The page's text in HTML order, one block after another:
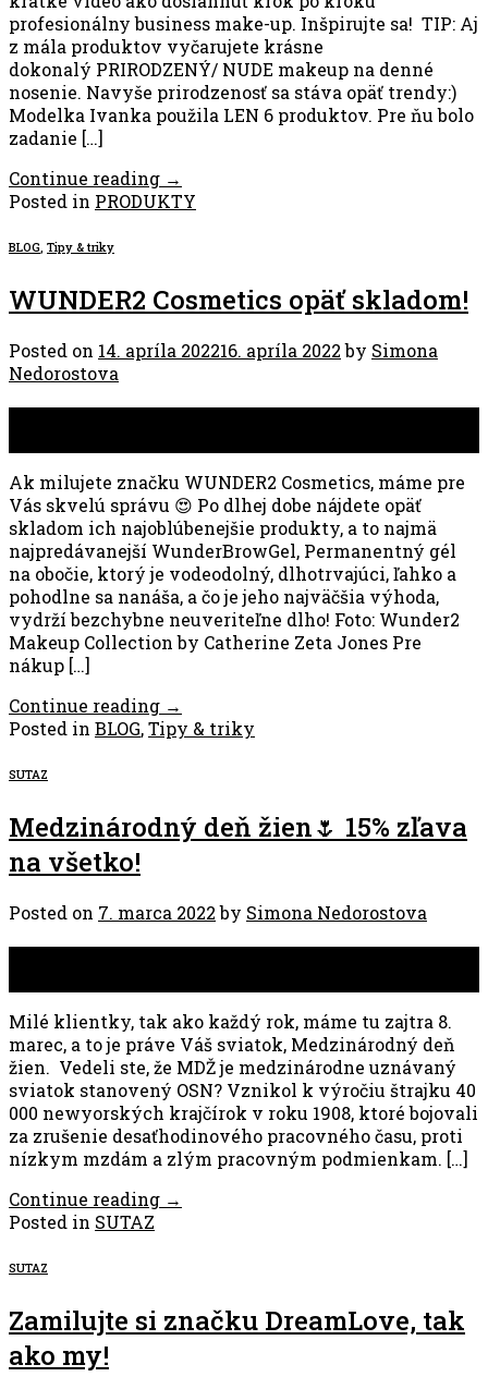
profesionálny business make-up. Inšpirujte sa! TIP: Aj
z mála produktov vyčarujete krásne
dokonalý PRIRODZENÝ/ NUDE makeup na denné
nosenie. Navyše prirodzenosť sa stáva opäť trendy:)
Modelka Ivanka použila LEN 6 produktov. Pre ňu bolo
zadanie […]
Continue reading →
Posted in PRODUKTY
BLOG, Tipy & triky
WUNDER2 Cosmetics opäť skladom!
Posted on 14. apríla 202216. apríla 2022by Simona
Nedorostova
Ak milujete značku WUNDER2 Cosmetics, máme pre
Vás skvelú správu 😍 Po dlhej dobe nájdete opäť
skladom ich najoblúbenejšie produkty, a to najmä
najpredávanejší WunderBrowGel, Permanentný gél
na obočie, ktorý je vodeodolný, dlhotrvajúci, ľahko a
pohodlne sa nanáša, a čo je jeho najväčšia výhoda,
vydrží bezchybne neuveriteľne dlho! Foto: Wunder2
Makeup Collection by Catherine Zeta Jones Pre
nákup […]
Continue reading →
Posted in BLOG,Tipy & triky
SUTAZ
Medzinárodný deň žien🌷 15% zľava
na všetko!
Posted on 7. marca 2022by Simona Nedorostova
Milé klientky, tak ako každý rok, máme tu zajtra 8.
marec, a to je práve Váš sviatok, Medzinárodný deň
žien. Vedeli ste, že MDŽ je medzinárodne uznávaný
sviatok stanovený OSN? Vznikol k výročiu štrajku 40
000 newyorských krajčírok v roku 1908, ktoré bojovali
za zrušenie desaťhodinového pracovného času, proti
nízkym mzdám a zlým pracovným podmienkam. […]
Continue reading →
Posted in SUTAZ
SUTAZ
Zamilujte si značku DreamLove, tak
ako my!